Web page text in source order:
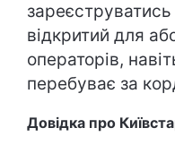
відкритий для
операторів,
перебуває за
Довідка про